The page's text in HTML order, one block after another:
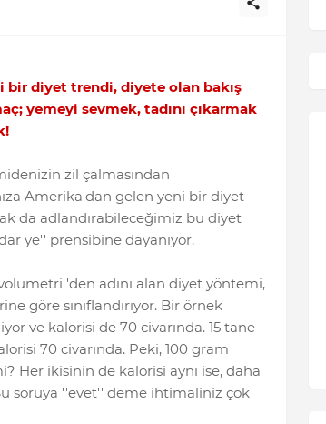
bir diyet trendi, diyete olan bakış
yemeyi sevmek, tadını çıkarmak
zil çalmasından
Amerika'dan gelen yeni bir diyet
da adlandırabileceğimiz bu diyet
ye'' prensibine dayanıyor.
adını alan diyet yöntemi,
göre sınıflandırıyor. Bir örnek
ve kalorisi de 70 civarında. 15 tane
70 civarında. Peki, 100 gram
Her ikisinin de kalorisi aynı ise, daha
soruya ''evet'' deme ihtimaliniz çok